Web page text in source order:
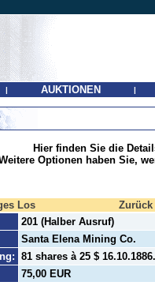
| AUKTIONEN |
Hier finden Sie die
Optionen haben Sie,
Los Zurück
201 (Halber Ausruf)
Santa Elena Mining Co.
81 shares à 25 $ 16.10.1886.
75,00 EUR